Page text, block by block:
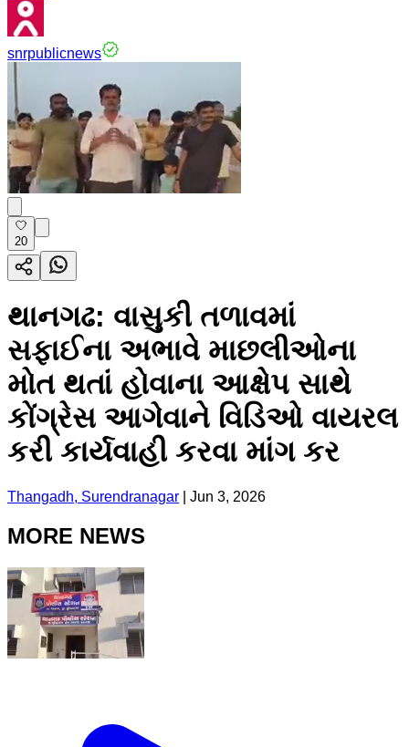
snrpublicnews
20
થાનગઢ: વાસુકી તળાવમાં
સફાઈના અભાવે માછલીઓના
મોત થતાં હોવાના આક્ષેપ સાથે
કોંગ્રેસ આગેવાને વિડિઓ વાયરલ
કરી કાર્યવાહી કરવા માંગ કર
MORE NEWS